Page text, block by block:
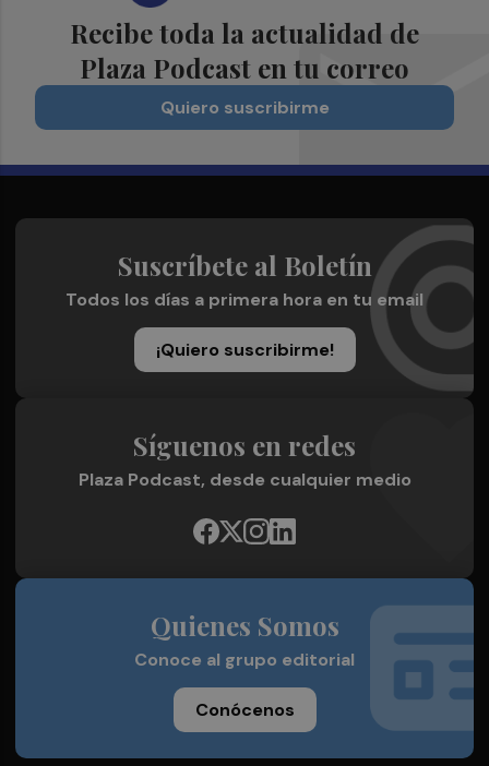
Recibe toda la actualidad de
Plaza Podcast en tu correo
Quiero suscribirme
Suscríbete al Boletín
Todos los días a primera hora en tu email
¡Quiero suscribirme!
Síguenos en redes
Plaza Podcast, desde cualquier medio
Quienes Somos
Conoce al grupo editorial
Conócenos